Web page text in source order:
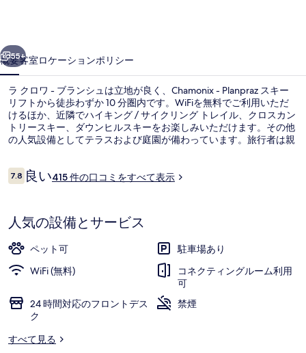
ン
シ
ュ
の
写
ギ
ラ
リ
ー
55+
概要客室ロケーションポリシー
ラ クロワ - ブランシュは立地が良く、Chamonix - Planpraz スキー
リフトから徒歩わずか 10 分圏内です。WiFiを無料でご利用いただ
けるほか、近隣でハイキング / サイクリング トレイル、クロスカン
トリースキー、ダウンヒルスキーをお楽しみいただけます。その他
の人気設備としてテラスおよび庭園が備わっています。旅行者は親
口
コ
7.810段階中7.8
良い415 件の口コミをすべて表示
人気の設備とサービス
ペット可
駐車場あり
WiFi (無料)
コネクティングルーム利用
可
24 時間対応のフロントデス
ク
禁煙
すべて見る